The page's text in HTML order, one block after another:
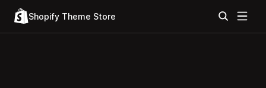
Shopify Theme Store